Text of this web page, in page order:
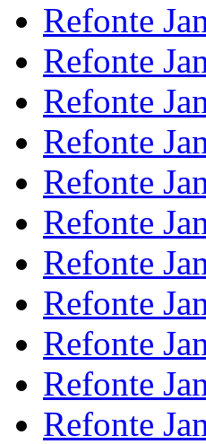
Refonte
Refonte
Refonte
Refonte
Refonte
Refonte
Refonte
Refonte
Refonte
Refonte
Refonte